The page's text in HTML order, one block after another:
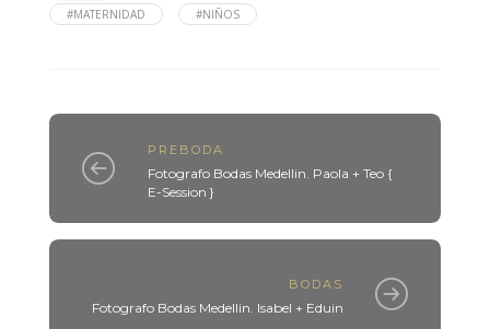
#MATERNIDAD
#NIÑOS
PREBODA
Fotografo Bodas Medellin. Paola + Teo {
E-Session }
BODAS
Fotografo Bodas Medellin. Isabel + Eduin